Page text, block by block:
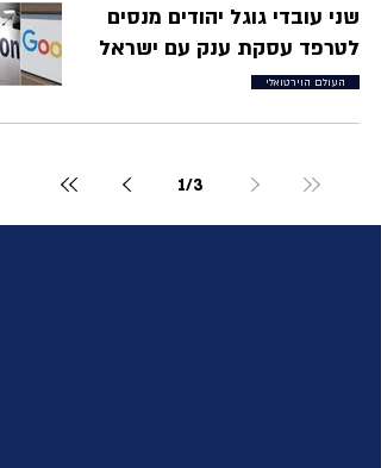
שני עובדי גוגל יהודים מנסים
לטרפד עסקת ענק עם ישראל
העולם הוירטואלי
1/3